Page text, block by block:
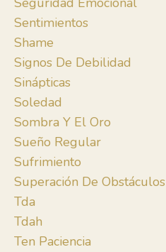
Sentimientos
Shame
Signos De Debilidad
Sinápticas
Soledad
Sombra Y El Oro
Sueño Regular
Sufrimiento
Superación De Obstáculos
Tda
Tdah
Ten Paciencia